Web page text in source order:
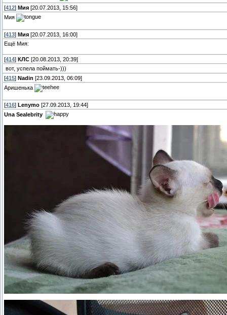
[412] Мия [20.07.2013, 15:56]
Мия
[413] Мия [20.07.2013, 16:00]
Ещё Мия:
[414] КЛС [20.08.2013, 20:39]
вот, успела поймать-)))
[415] Nadin [23.09.2013, 06:09]
Аришенька
[416] Lenymo [27.09.2013, 19:44]
Una Sealebrity